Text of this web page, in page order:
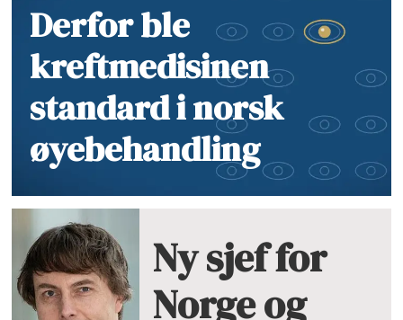
Derfor ble
kreftmedisinen
standard i norsk
øyebehandling
Ny sjef for
Norge og